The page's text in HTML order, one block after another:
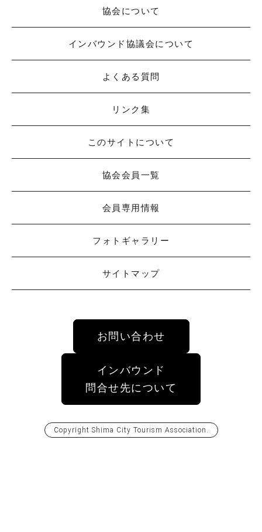
協会について
インバウンド協議会について
よくある質問
リンク集
このサイトについて
協会会員一覧
会員専用情報
フォトギャラリー
サイトマップ
お問い合わせ
インバウンド
問合せ先について
Copyright Shima City Tourism Association .